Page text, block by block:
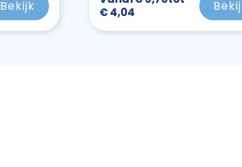
Bekijk
€ 4,04